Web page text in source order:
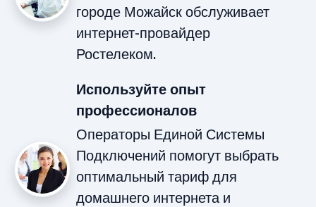
городе Можайск обслуживает
интернет-провайдер
Ростелеком.
Используйте опыт
профессионалов
Операторы Единой Системы
Подключений помогут выбрать
оптимальный тариф для
домашнего интернета и